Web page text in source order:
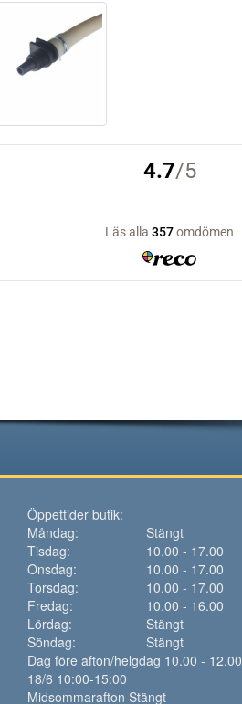
Öppettider butik:
Måndag:
Stängt
Tisdag:
10.00 - 17.00
Onsdag:
10.00 - 17.00
Torsdag:
10.00 - 17.00
Fredag:
10.00 - 16.00
Lördag:
Stängt
Söndag:
Stängt
Dag före afton/helgdag 10.00 - 12.00
18/6 10:00-15:00
Midsommarafton Stängt